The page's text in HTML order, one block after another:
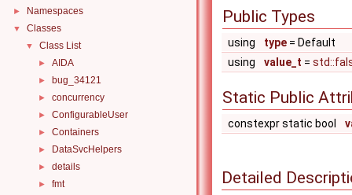
► Namespaces
▼ Classes
▼ Class List
► AIDA
► bug_34121
► concurrency
► ConfigurableUser
► Containers
► DataSvcHelpers
► details
► fmt
Public Types
using type = Default
using
value_t =
Static Public
constexpr static bool
Detailed